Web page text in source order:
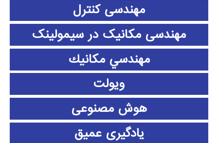
مهندسی کنترل
مهندسی مکانیک در سیمولینک
مهندسي مكانيك
ویولت
هوش مصنوعی
یادگیری عمیق